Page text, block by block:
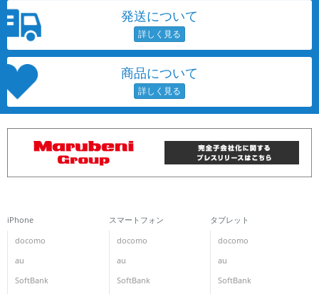
発送について
商品について
iPhone
docomo
au
SoftBank
スマートフォン
docomo
au
SoftBank
タブレット
docomo
au
SoftBank